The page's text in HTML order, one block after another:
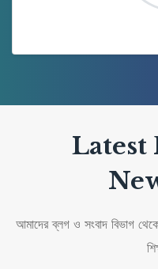
Latest
আমাদের ব্লগ ও সংবাদ বিভাগ